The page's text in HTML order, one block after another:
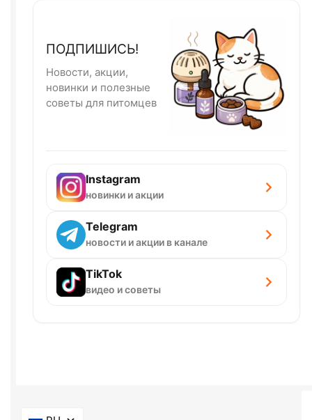
ПОДПИШИСЬ!
Новости, акции,
новинки и полезные
советы для питомцев
Instagram
новинки и акции
Telegram
новости и акции в канале
TikTok
видео и советы